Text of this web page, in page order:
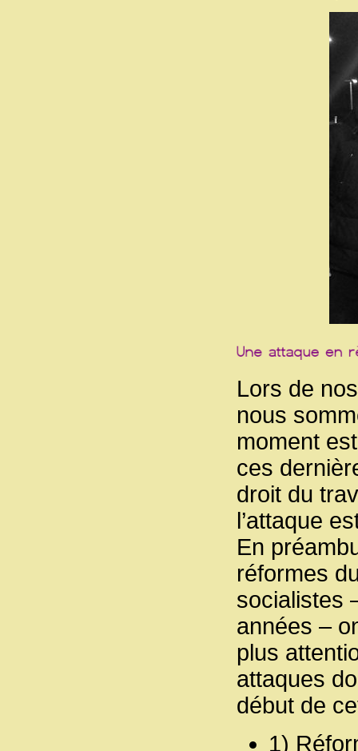
Lors de
nous
moment
ces
droit du
l’attaque
En
réformes
socialistes
années –
plus
attaques
début de
1)